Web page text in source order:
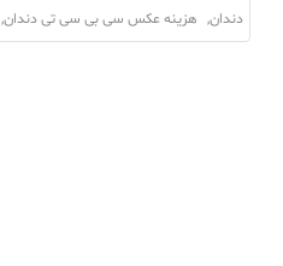
دندان, هزینه عکس سی بی سی تی دندان,